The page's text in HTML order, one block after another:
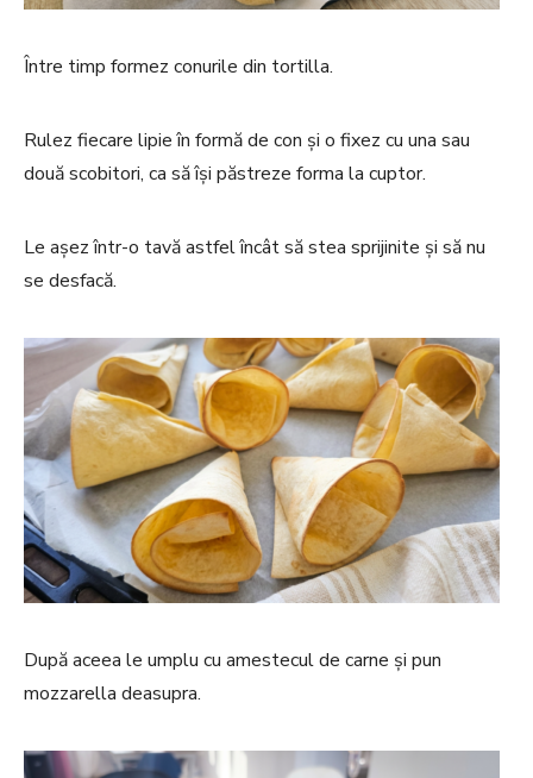
Între timp formez conurile din tortilla.
Rulez fiecare lipie în formă de con și o fixez cu una sau
două scobitori, ca să își păstreze forma la cuptor.
Le așez într-o tavă astfel încât să stea sprijinite și să nu
se desfacă.
După aceea le umplu cu amestecul de carne și pun
mozzarella deasupra.